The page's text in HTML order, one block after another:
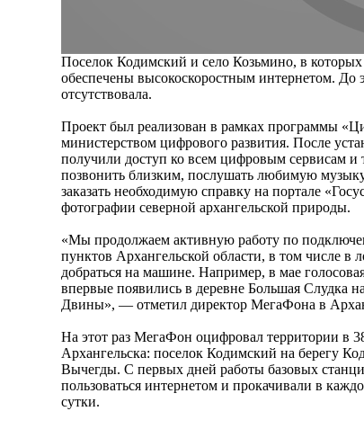
Поселок Кодимский и село Козьмино, в которых
обеспечены высокоскоростным интернетом. До
отсутствовала.
Проект был реализован в рамках программы
министерством цифрового развития. После
получили доступ ко всем цифровым сервисам и
позвонить близким, послушать любимую
заказать необходимую справку на портале
фотографии северной архангельской природы.
«Мы продолжаем активную работу по
пунктов Архангельской области, в том числе в
добраться на машине. Например, в мае
впервые появились в деревне Большая Слудка
Двины», — отметил директор МегаФона в
На этот раз МегаФон оцифровал территории в
Архангельска: поселок Кодимский на берегу
Вычегды. С первых дней работы базовых
пользоваться интернетом и прокачивали в
сутки.